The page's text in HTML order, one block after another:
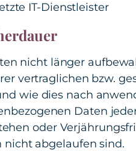
IT-Dienstleister
nicht länger
vertraglichen bzw.
wie dies nach
Daten
oder
nicht abgelaufen sind.